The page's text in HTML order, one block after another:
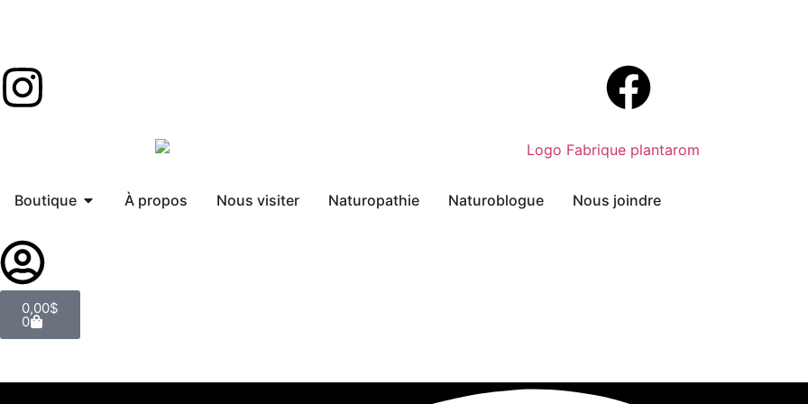
Boutique À propos Nous visiter Naturopathie Naturoblogue Nous joindre
0,00$
0